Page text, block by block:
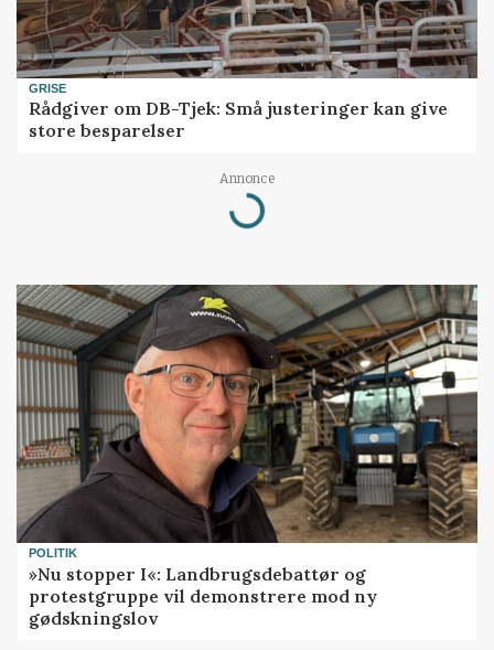
GRISE
Rådgiver om DB-Tjek: Små justeringer kan give
store besparelser
Annonce
Loading...
POLITIK
»Nu stopper I«: Landbrugsdebattør og
protestgruppe vil demonstrere mod ny
gødskningslov